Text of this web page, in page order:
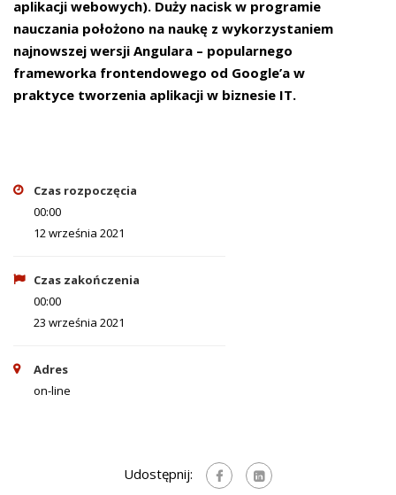
aplikacji webowych). Duży nacisk w programie
nauczania położono na naukę z wykorzystaniem
najnowszej wersji Angulara – popularnego
frameworka frontendowego od Google’a w
praktyce tworzenia aplikacji w biznesie IT.
Czas rozpoczęcia
00:00
12 września 2021
Czas zakończenia
00:00
23 września 2021
Adres
on-line
Udostępnij: